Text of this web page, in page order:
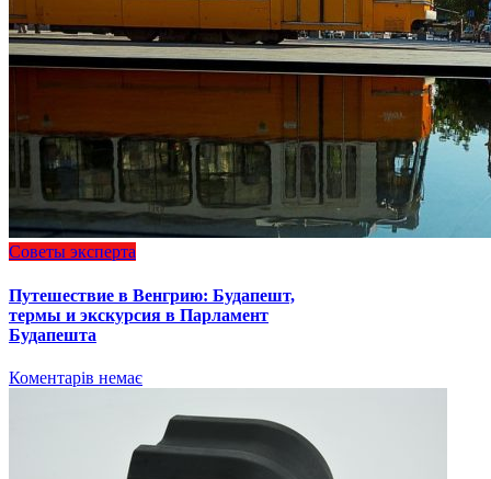
Советы эксперта
Путешествие в Венгрию: Будапешт,
термы и экскурсия в Парламент
Будапешта
Коментарів немає